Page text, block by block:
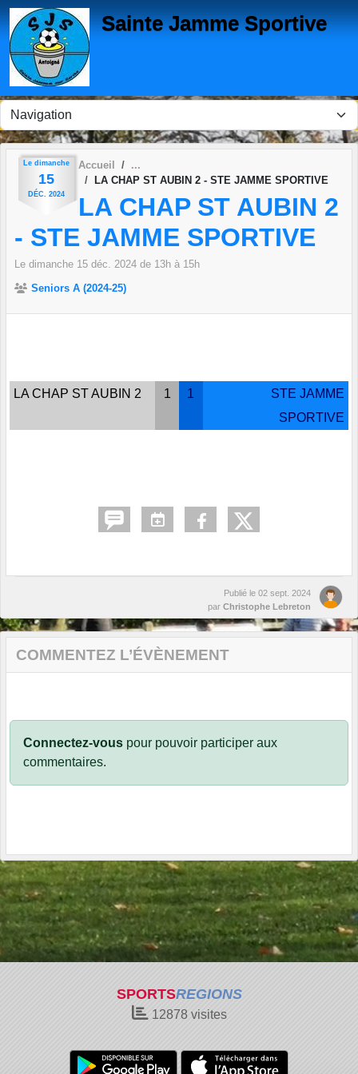
Sainte Jamme Sportive
Le dimanche
15
DÉC. 2024
Accueil
LA CHAP ST AUBIN 2 - STE JAMME SPORTIVE
LA CHAP ST AUBIN 2
- STE JAMME SPORTIVE
Le dimanche 15 déc. 2024 de 13h à 15h
Seniors A (2024-25)
LA CHAP ST AUBIN 2 1 1
STE JAMME
SPORTIVE
Publié le 02 sept. 2024
par Christophe Lebreton
COMMENTEZ L’ÉVÈNEMENT
Connectez-vous pour pouvoir participer aux
commentaires.
SPORTSREGIONS
12878visites
Panneau de gestion des cookies